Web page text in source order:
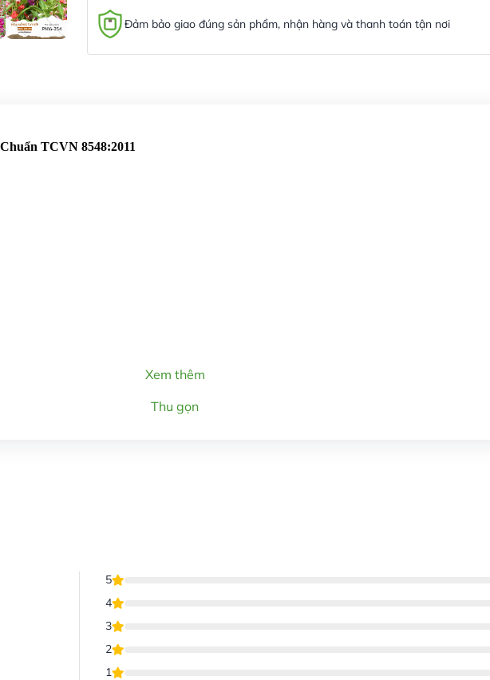
Đảm bảo giao đúng sản phẩm, nhận hàng và thanh toán tận nơi
TCVN 8548:2011
Xem thêm
Thu gọn
5
4
3
2
1